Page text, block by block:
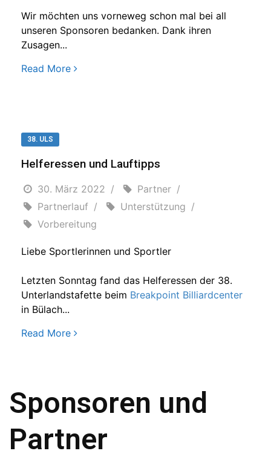
Wir möchten uns vorneweg schon mal bei all
unseren Sponsoren bedanken. Dank ihren
Zusagen...
Read More
38. ULS
Helferessen und Lauftipps
30. März 2022
Partner
Partnerlauf
Unterstützung
Vorbereitung
Liebe Sportlerinnen und Sportler
Letzten Sonntag fand das Helferessen der 38.
Unterlandstafette beim Breakpoint Billiardcenter
in Bülach...
Read More
Sponsoren und
Partner